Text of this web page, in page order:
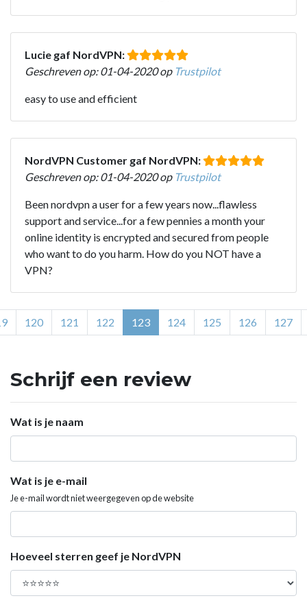
Lucie gaf NordVPN:
Geschreven op: 01-04-2020 op Trustpilot
easy to use and efficient
NordVPN Customer gaf NordVPN:
Geschreven op: 01-04-2020 op Trustpilot
Been nordvpn a user for a few years now...flawless
support and service...for a few pennies a month your
online identity is encrypted and secured from people
who want to do you harm. How do you NOT have a
VPN?
120 121 122 123 124 125 126 127
Schrijf een review
Wat is je naam
Wat is je e-mail
Je e-mail wordt niet weergegeven op de website
Hoeveel sterren geef je NordVPN